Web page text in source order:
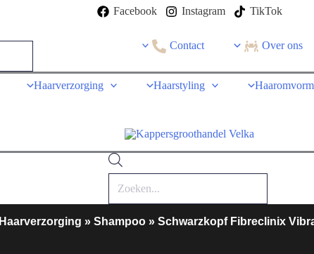
Facebook Instagram TikTok
Contact Over ons
Haarverzorging Haarstyling
Haarverzorging » Shampoo » Schwarzkopf Fibreclinix